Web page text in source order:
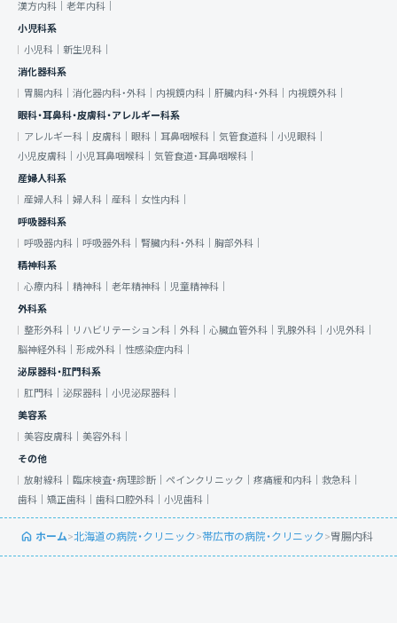
漢方内科｜ 老年内科｜
小児科系
小児科｜ 新生児科｜
消化器科系
胃腸内科｜ 消化器内科・外科｜ 内視鏡内科｜ 肝臓内科・外科｜ 内視鏡外科｜
眼科・耳鼻科・皮膚科・アレルギー科系
アレルギー科｜ 皮膚科｜ 眼科｜ 耳鼻咽喉科｜ 気管食道科｜ 小児眼科｜
小児皮膚科｜ 小児耳鼻咽喉科｜ 気管食道・耳鼻咽喉科｜
産婦人科系
産婦人科｜ 婦人科｜ 産科｜ 女性内科｜
呼吸器科系
呼吸器内科｜ 呼吸器外科｜ 腎臓内科・外科｜ 胸部外科｜
精神科系
心療内科｜ 精神科｜ 老年精神科｜ 児童精神科｜
外科系
整形外科｜
リハビリテーション科｜ 外科｜ 心臓血管外科｜ 乳腺外科｜ 小児外科｜
脳神経外科｜ 形成外科｜ 性感染症内科｜
泌尿器科・肛門科系
肛門科｜ 泌尿器科｜ 小児泌尿器科｜
美容系
美容皮膚科｜ 美容外科｜
その他
放射線科｜ 臨床検査・病理診断｜ ペインクリニック｜ 疼痛緩和内科｜ 救急科｜
歯科｜ 矯正歯科｜ 歯科口腔外科｜ 小児歯科｜
ホーム>北海道の病院・クリニック>帯広市の病院・クリニック>胃腸内科